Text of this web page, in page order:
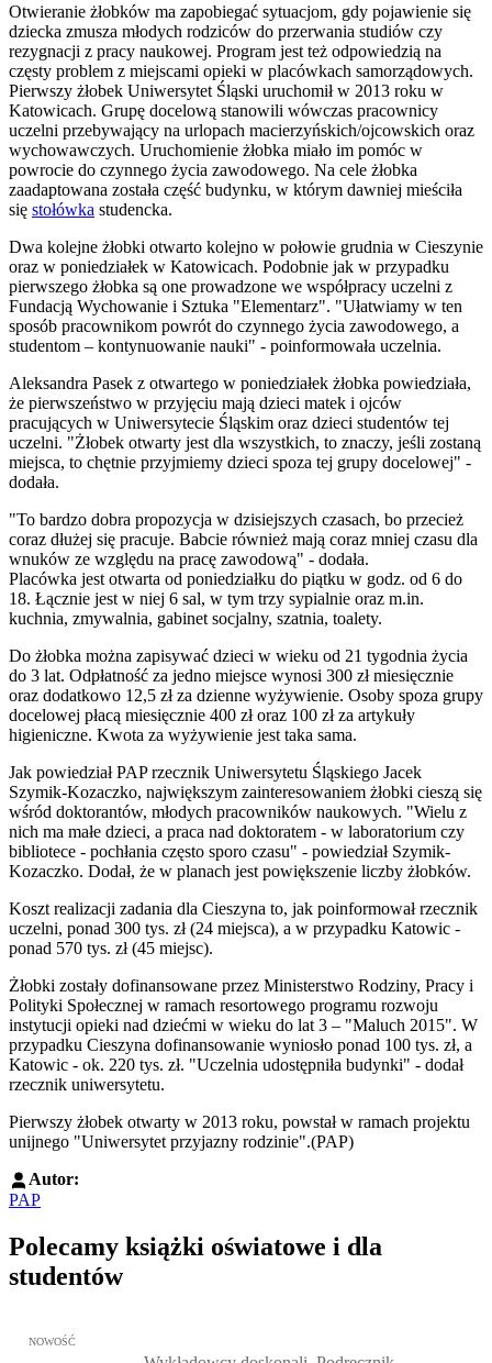
Otwieranie żłobków ma zapobiegać sytuacjom, gdy pojawienie się
dziecka zmusza młodych rodziców do przerwania studiów czy
rezygnacji z pracy naukowej. Program jest też odpowiedzią na
częsty problem z miejscami opieki w placówkach samorządowych.
Pierwszy żłobek Uniwersytet Śląski uruchomił w 2013 roku w
Katowicach. Grupę docelową stanowili wówczas pracownicy
uczelni przebywający na urlopach macierzyńskich/ojcowskich oraz
wychowawczych. Uruchomienie żłobka miało im pomóc w
powrocie do czynnego życia zawodowego. Na cele żłobka
zaadaptowana została część budynku, w którym dawniej mieściła
się stołówka studencka.
Dwa kolejne żłobki otwarto kolejno w połowie grudnia w Cieszynie
oraz w poniedziałek w Katowicach. Podobnie jak w przypadku
pierwszego żłobka są one prowadzone we współpracy uczelni z
Fundacją Wychowanie i Sztuka "Elementarz". "Ułatwiamy w ten
sposób pracownikom powrót do czynnego życia zawodowego, a
studentom – kontynuowanie nauki" - poinformowała uczelnia.
Aleksandra Pasek z otwartego w poniedziałek żłobka powiedziała,
że pierwszeństwo w przyjęciu mają dzieci matek i ojców
pracujących w Uniwersytecie Śląskim oraz dzieci studentów tej
uczelni. "Żłobek otwarty jest dla wszystkich, to znaczy, jeśli zostaną
miejsca, to chętnie przyjmiemy dzieci spoza tej grupy docelowej" -
dodała.
"To bardzo dobra propozycja w dzisiejszych czasach, bo przecież
coraz dłużej się pracuje. Babcie również mają coraz mniej czasu dla
wnuków ze względu na pracę zawodową" - dodała.
Placówka jest otwarta od poniedziałku do piątku w godz. od 6 do
18. Łącznie jest w niej 6 sal, w tym trzy sypialnie oraz m.in.
kuchnia, zmywalnia, gabinet socjalny, szatnia, toalety.
Do żłobka można zapisywać dzieci w wieku od 21 tygodnia życia
do 3 lat. Odpłatność za jedno miejsce wynosi 300 zł miesięcznie
oraz dodatkowo 12,5 zł za dzienne wyżywienie. Osoby spoza grupy
docelowej płacą miesięcznie 400 zł oraz 100 zł za artykuły
higieniczne. Kwota za wyżywienie jest taka sama.
Jak powiedział PAP rzecznik Uniwersytetu Śląskiego Jacek
Szymik-Kozaczko, największym zainteresowaniem żłobki cieszą się
wśród doktorantów, młodych pracowników naukowych. "Wielu z
nich ma małe dzieci, a praca nad doktoratem - w laboratorium czy
bibliotece - pochłania często sporo czasu" - powiedział Szymik-
Kozaczko. Dodał, że w planach jest powiększenie liczby żłobków.
Koszt realizacji zadania dla Cieszyna to, jak poinformował rzecznik
uczelni, ponad 300 tys. zł (24 miejsca), a w przypadku Katowic -
ponad 570 tys. zł (45 miejsc).
Żłobki zostały dofinansowane przez Ministerstwo Rodziny, Pracy i
Polityki Społecznej w ramach resortowego programu rozwoju
instytucji opieki nad dziećmi w wieku do lat 3 – "Maluch 2015". W
przypadku Cieszyna dofinansowanie wyniosło ponad 100 tys. zł, a
Katowic - ok. 220 tys. zł. "Uczelnia udostępniła budynki" - dodał
rzecznik uniwersytetu.
Pierwszy żłobek otwarty w 2013 roku, powstał w ramach projektu
unijnego "Uniwersytet przyjazny rodzinie".(PAP)
Autor:
PAP
Polecamy książki oświatowe i dla
studentów
Przejdź do: Wykładowcy doskonali. Podręcznik nauczycieli
NOWOŚĆ